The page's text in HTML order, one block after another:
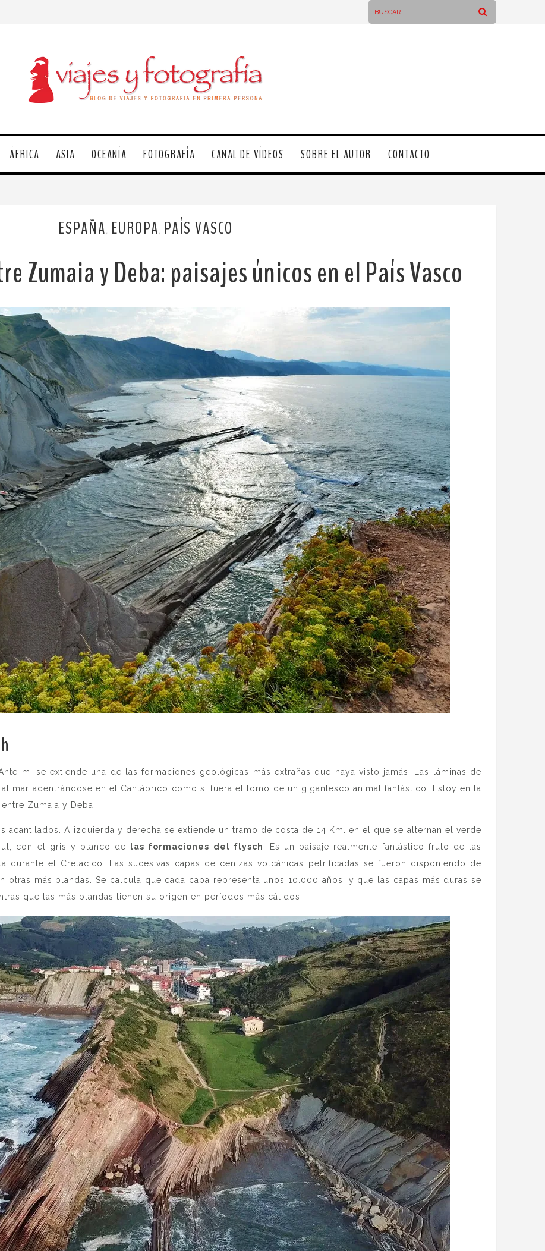
ÁFRICA ASIA OCEANÍA FOTOGRAFÍA CANAL DE VÍDEOS SOBRE EL AUTOR CONTACTO
ESPAÑA EUROPA PAÍS VASCO
Zumaia y Deba: paisajes únicos en el País Vasco
mi se extiende una de las formaciones geológicas más extrañas que haya visto jamás. Las láminas de
mar adentrándose en el Cantábrico como si fuera el lomo de un gigantesco animal fantástico. Estoy en la
Zumaia y Deba.
acantilados. A izquierda y derecha se extiende un tramo de costa de 14 Km. en el que se alternan el verde
con el gris y blanco de
las formaciones del flysch
. Es un paisaje realmente fantástico fruto de las
durante el Cretácico. Las sucesivas capas de cenizas volcánicas petrificadas se fueron disponiendo de
otras más blandas. Se calcula que cada capa representa unos 10.000 años, y que las capas más duras se
que las más blandas tienen su origen en períodos más cálidos.